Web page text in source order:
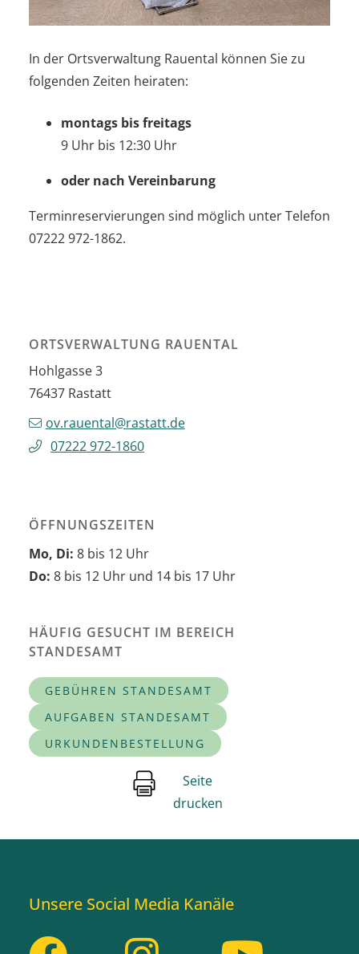
In der Ortsverwaltung Rauental können Sie zu
folgenden Zeiten heiraten:
montags bis freitags
9 Uhr bis 12:30 Uhr
oder nach Vereinbarung
Terminreservierungen sind möglich unter Telefon
07222 972-1862.
ORTSVERWALTUNG RAUENTAL
Hohlgasse 3
76437 Rastatt
ov.rauental@rastatt.de
07222 972-1860
ÖFFNUNGSZEITEN
Mo, Di: 8 bis 12 Uhr
Do: 8 bis 12 Uhr und 14 bis 17 Uhr
HÄUFIG GESUCHT IM BEREICH
STANDESAMT
GEBÜHREN STANDESAMT
AUFGABEN STANDESAMT
URKUNDENBESTELLUNG
Seite
drucken
Unsere Social Media Kanäle